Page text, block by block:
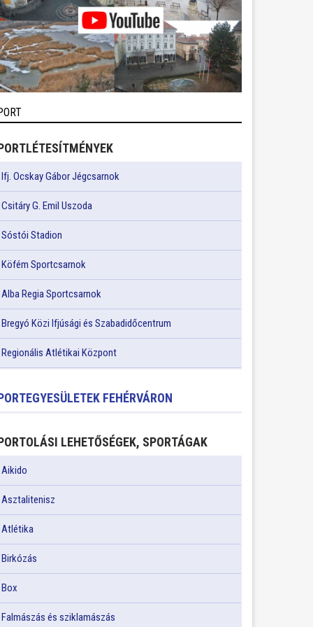
Ifj. Ocskay Gábor Jégcsarnok
Csitáry G. Emil Uszoda
Sóstói Stadion
Köfém Sportcsarnok
Alba Regia Sportcsarnok
Bregyó Közi Ifjúsági és Szabadidőcentrum
Regionális Atlétikai Központ
FEHÉRVÁRON
LEHETŐSÉGEK, SPORTÁGAK
Aikido
Asztalitenisz
Atlétika
Birkózás
Box
Falmászás és sziklamászás